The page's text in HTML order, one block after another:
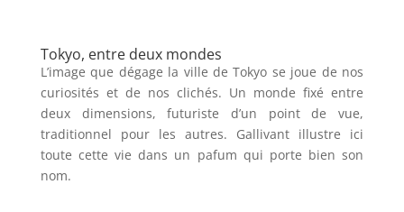
Tokyo, entre deux mondes
L’image que dégage la ville de Tokyo se joue de nos
curiosités et de nos clichés. Un monde fixé entre
deux dimensions, futuriste d’un point de vue,
traditionnel pour les autres. Gallivant illustre ici
toute cette vie dans un pafum qui porte bien son
nom.